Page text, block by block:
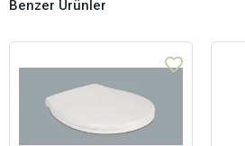
Benzer Ürünler